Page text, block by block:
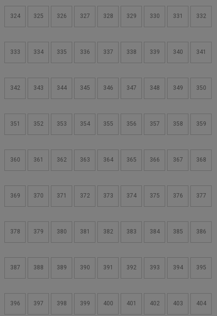
324 325 326 327 328 329 330 331 332
333 334 335 336 337 338 339 340 341
342 343 344 345 346 347 348 349 350
351 352 353 354 355 356 357 358 359
360 361 362 363 364 365 366 367 368
369 370 371 372 373 374 375 376 377
378 379 380 381 382 383 384 385 386
387 388 389 390 391 392 393 394 395
396 397 398 399 400 401 402 403 404